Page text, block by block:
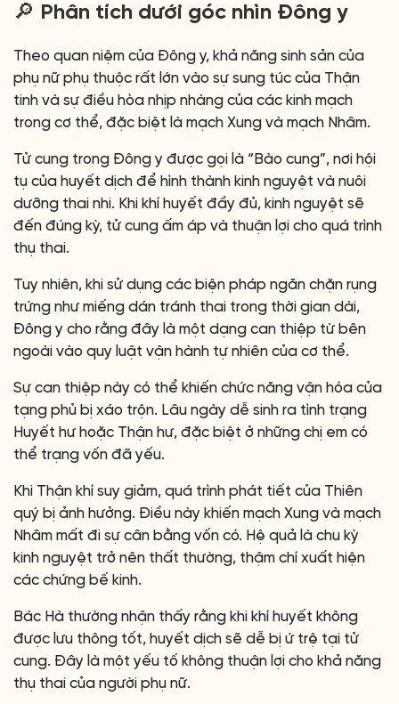
🔎 Phân tích dưới góc nhìn Đông y
Theo quan niệm của Đông y, khả năng sinh sản của
phụ nữ phụ thuộc rất lớn vào sự sung túc của Thận
tinh và sự điều hòa nhịp nhàng của các kinh mạch
trong cơ thể, đặc biệt là mạch Xung và mạch Nhâm.
Tử cung trong Đông y được gọi là “Bào cung”, nơi hội
tụ của huyết dịch để hình thành kinh nguyệt và nuôi
dưỡng thai nhi. Khi khí huyết đầy đủ, kinh nguyệt sẽ
đến đúng kỳ, tử cung ấm áp và thuận lợi cho quá trình
thụ thai.
Tuy nhiên, khi sử dụng các biện pháp ngăn chặn rụng
trứng như miếng dán tránh thai trong thời gian dài,
Đông y cho rằng đây là một dạng can thiệp từ bên
ngoài vào quy luật vận hành tự nhiên của cơ thể.
Sự can thiệp này có thể khiến chức năng vận hóa của
tạng phủ bị xáo trộn. Lâu ngày dễ sinh ra tình trạng
Huyết hư hoặc Thận hư, đặc biệt ở những chị em có
thể trạng vốn đã yếu.
Khi Thận khí suy giảm, quá trình phát tiết của Thiên
quý bị ảnh hưởng. Điều này khiến mạch Xung và mạch
Nhâm mất đi sự cân bằng vốn có. Hệ quả là chu kỳ
kinh nguyệt trở nên thất thường, thậm chí xuất hiện
các chứng bế kinh.
Bác Hà thường nhận thấy rằng khi khí huyết không
được lưu thông tốt, huyết dịch sẽ dễ bị ứ trệ tại tử
cung. Đây là một yếu tố không thuận lợi cho khả năng
thụ thai của người phụ nữ.